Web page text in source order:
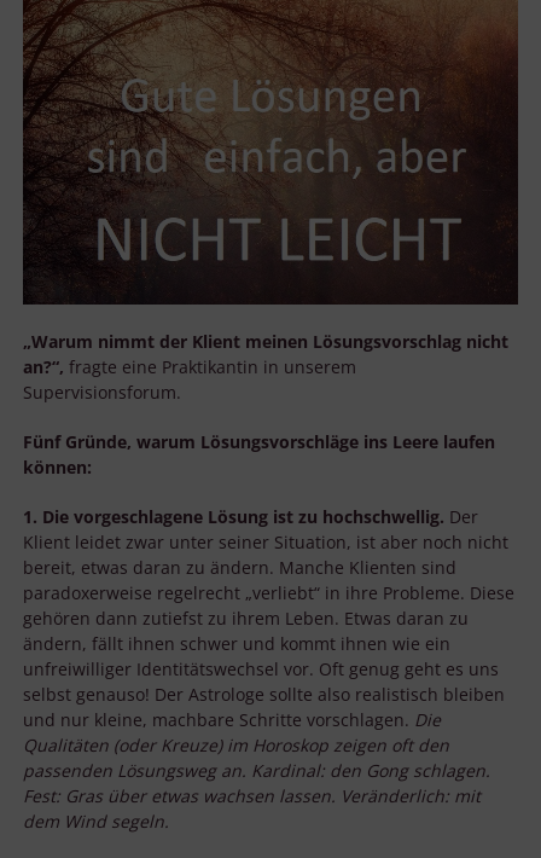
„Warum nimmt der Klient meinen Lösungsvorschlag nicht
an?“, fragte eine Praktikantin in unserem
Supervisionsforum.
Fünf Gründe, warum Lösungsvorschläge ins Leere laufen
können:
1. Die vorgeschlagene Lösung ist zu hochschwellig. Der
Klient leidet zwar unter seiner Situation, ist aber noch nicht
bereit, etwas daran zu ändern. Manche Klienten sind
paradoxerweise regelrecht „verliebt“ in ihre Probleme. Diese
gehören dann zutiefst zu ihrem Leben. Etwas daran zu
ändern, fällt ihnen schwer und kommt ihnen wie ein
unfreiwilliger Identitätswechsel vor. Oft genug geht es uns
selbst genauso! Der Astrologe sollte also realistisch bleiben
und nur kleine, machbare Schritte vorschlagen. Die
Qualitäten (oder Kreuze) im Horoskop zeigen oft den
passenden Lösungsweg an. Kardinal: den Gong schlagen.
Fest: Gras über etwas wachsen lassen. Veränderlich: mit
dem Wind segeln.